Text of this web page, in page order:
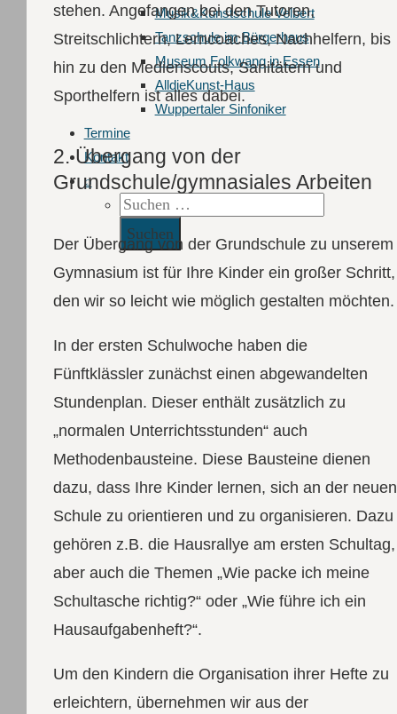
Musik&Kunstschule Velbert
Tanzschule im Bürgerhaus
Museum Folkwang in Essen
AlldieKunst-Haus
Wuppertaler Sinfoniker
Termine
Kontakt
⌕
Suchen
nach:
stehen. Angefangen bei den Tutoren,
Streitschlichtern, Lerncoaches, Nachhelfern, bis
hin zu den Medienscouts, Sanitätern und
Sporthelfern ist alles dabei.
2. Übergang von der
Grundschule/gymnasiales Arbeiten
Der Übergang von der Grundschule zu unserem
Gymnasium ist für Ihre Kinder ein großer Schritt,
den wir so leicht wie möglich gestalten möchten.
In der ersten Schulwoche haben die
Fünftklässler zunächst einen abgewandelten
Stundenplan. Dieser enthält zusätzlich zu
„normalen Unterrichtsstunden“ auch
Methodenbausteine. Diese Bausteine dienen
dazu, dass Ihre Kinder lernen, sich an der neuen
Schule zu orientieren und zu organisieren. Dazu
gehören z.B. die Hausrallye am ersten Schultag,
aber auch die Themen „Wie packe ich meine
Schultasche richtig?“ oder „Wie führe ich ein
Hausaufgabenheft?“.
Um den Kindern die Organisation ihrer Hefte zu
erleichtern, übernehmen wir aus der